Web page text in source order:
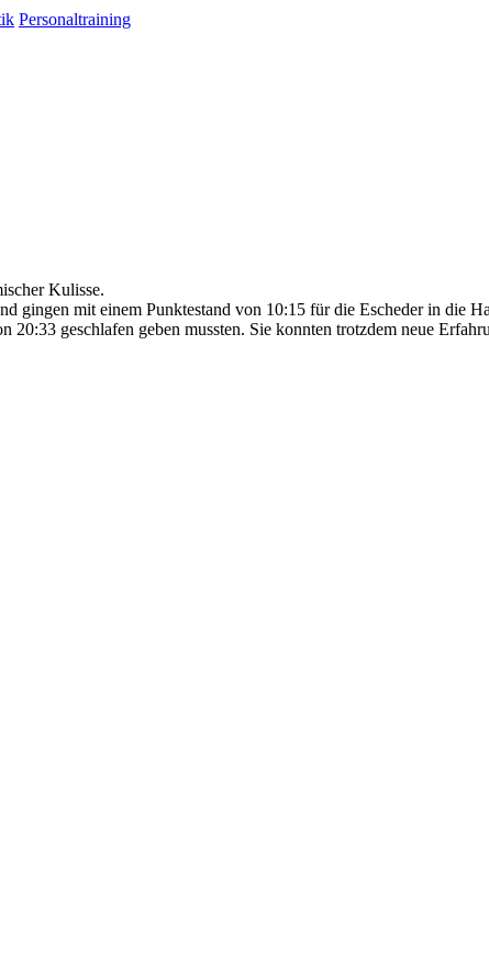
Personaltraining
Kulisse.
gingen mit einem Punktestand von 10:15 für die Escheder in die
geschlafen geben mussten. Sie konnten trotzdem neue